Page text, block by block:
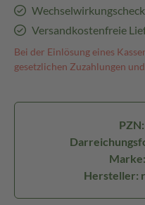
Versandkostenfreie
Bei der Einlösung eines
gesetzlichen Zuzahlungen
Hersteller: